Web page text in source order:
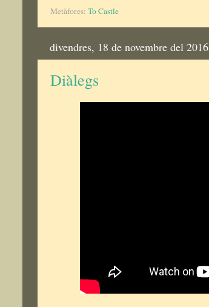
Metàfores: To Castle
divendres, 18 de novembre del 2016
Diàlegs